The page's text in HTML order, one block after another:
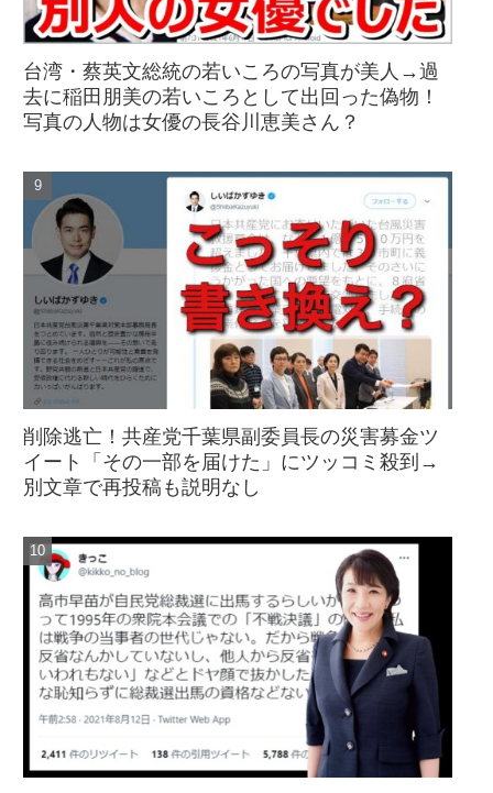
台湾・蔡英文総統の若いころの写真が美人→過
去に稲田朋美の若いころとして出回った偽物！
写真の人物は女優の長谷川恵美さん？
削除逃亡！共産党千葉県副委員長の災害募金ツ
イート「その一部を届けた」にツッコミ殺到→
別文章で再投稿も説明なし